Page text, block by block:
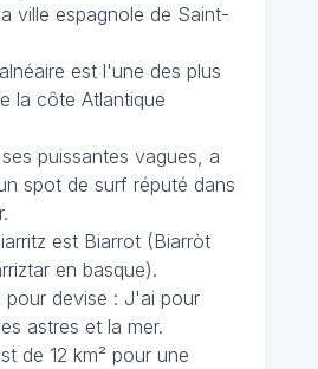
ville espagnole de Saint-
est l'une des plus
la côte Atlantique
puissantes vagues, a
spot de surf réputé dans
est Biarrot (Biarròt
en basque).
pour devise : J'ai pour
astres et la mer.
de 12 km² pour une